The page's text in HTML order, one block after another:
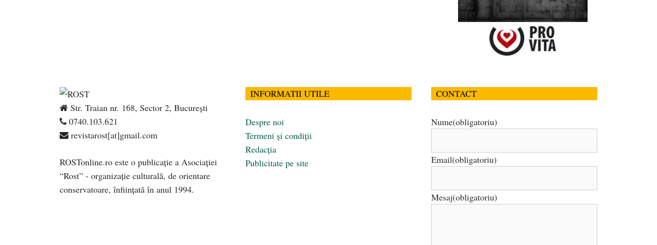
Str. Traian nr. 168, Sector 2, București
0740.103.621
revistarost[at]gmail.com
ROSTonline.ro este o publicaţie a Asociaţiei
“Rost” - organizaţie culturală, de orientare
conservatoare, înfiinţată în anul 1994.
INFORMATII UTILE
Despre noi
Termeni și condiții
Redacția
Publicitate pe site
CONTACT
Nume(obligatoriu)
Email(obligatoriu)
Mesaj(obligatoriu)